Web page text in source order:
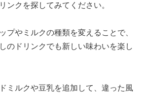
ンクを探してみてください。
プやミルクの種類を変えることで、
のドリンクでも新しい味わいを楽し
ミルクや豆乳を追加して、違った風